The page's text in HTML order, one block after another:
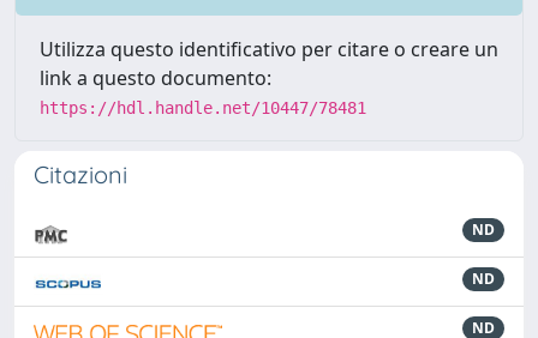
Utilizza questo identificativo per citare o creare un
link a questo documento:
https://hdl.handle.net/10447/78481
Citazioni
ND
ND
ND